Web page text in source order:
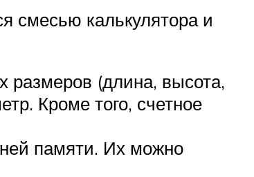
смесью калькулятора и
размеров (длина, высота,
Кроме того, счетное
памяти. Их можно